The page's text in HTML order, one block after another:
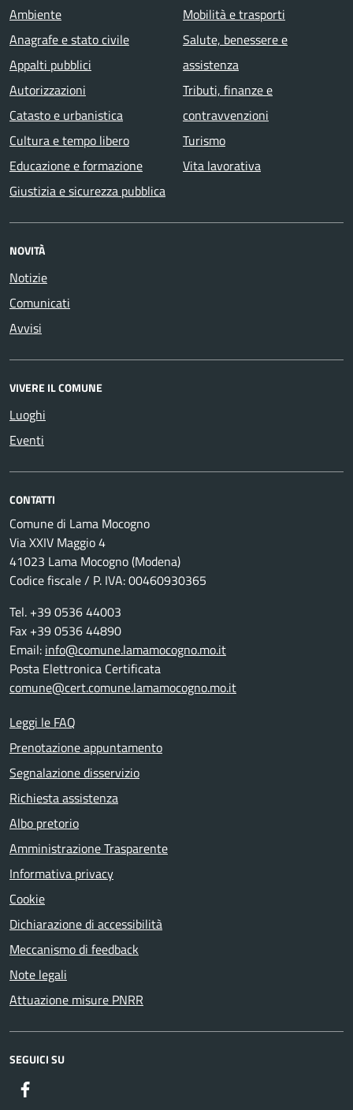
Ambiente
Anagrafe e stato civile
Appalti pubblici
Autorizzazioni
Catasto e urbanistica
Cultura e tempo libero
Educazione e formazione
Giustizia e sicurezza pubblica
Mobilità e trasporti
Salute, benessere e
assistenza
Tributi, finanze e
contravvenzioni
Turismo
Vita lavorativa
NOVITÀ
Notizie
Comunicati
Avvisi
VIVERE IL COMUNE
Luoghi
Eventi
CONTATTI
Comune di Lama Mocogno
Via XXIV Maggio 4
41023 Lama Mocogno (Modena)
Codice fiscale / P. IVA: 00460930365
Tel. +39 0536 44003
Fax +39 0536 44890
Email: info@comune.lamamocogno.mo.it
Posta Elettronica Certificata
comune@cert.comune.lamamocogno.mo.it
Leggi le FAQ
Prenotazione appuntamento
Segnalazione disservizio
Richiesta assistenza
Albo pretorio
Amministrazione Trasparente
Informativa privacy
Cookie
Dichiarazione di accessibilità
Meccanismo di feedback
Note legali
Attuazione misure PNRR
SEGUICI SU